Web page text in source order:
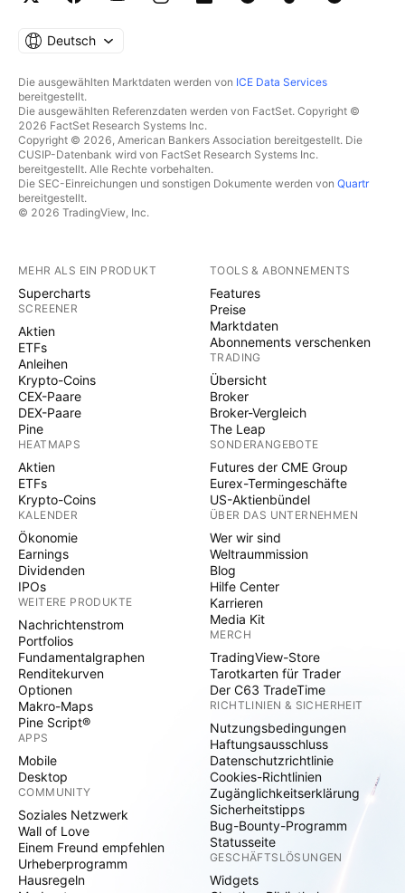
Deutsch
Die ausgewählten Marktdaten werden von ICE Data Services
bereitgestellt.
Die ausgewählten Referenzdaten werden von FactSet. Copyright ©
2026 FactSet Research Systems Inc.
Copyright © 2026, American Bankers Association bereitgestellt. Die
CUSIP-Datenbank wird von FactSet Research Systems Inc.
bereitgestellt. Alle Rechte vorbehalten.
Die SEC-Einreichungen und sonstigen Dokumente werden von Quartr
bereitgestellt.
© 2026 TradingView, Inc.
MEHR ALS EIN PRODUKT
Supercharts
SCREENER
Aktien
ETFs
Anleihen
Krypto-Coins
CEX-Paare
DEX-Paare
Pine
HEATMAPS
Aktien
ETFs
Krypto-Coins
KALENDER
Ökonomie
Earnings
Dividenden
IPOs
WEITERE PRODUKTE
Nachrichtenstrom
Portfolios
Fundamentalgraphen
Renditekurven
Optionen
Makro-Maps
Pine Script®
APPS
Mobile
Desktop
COMMUNITY
Soziales Netzwerk
Wall of Love
Einem Freund empfehlen
Urheberprogramm
Hausregeln
TOOLS & ABONNEMENTS
Features
Preise
Marktdaten
Abonnements verschenken
TRADING
Übersicht
Broker
Broker-Vergleich
The Leap
SONDERANGEBOTE
Futures der CME Group
Eurex-Termingeschäfte
US-Aktienbündel
ÜBER DAS UNTERNEHMEN
Wer wir sind
Weltraummission
Blog
Hilfe Center
Karrieren
Media Kit
MERCH
TradingView-Store
Tarotkarten für Trader
Der C63 TradeTime
RICHTLINIEN & SICHERHEIT
Nutzungsbedingungen
Haftungsausschluss
Datenschutzrichtlinie
Cookies-Richtlinien
Zugänglichkeitserklärung
Sicherheitstipps
Bug-Bounty-Programm
Statusseite
GESCHÄFTSLÖSUNGEN
Widgets